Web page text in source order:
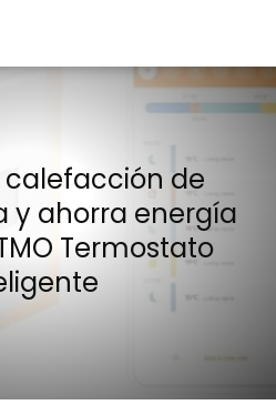
de
y ahorra energía
Termostato